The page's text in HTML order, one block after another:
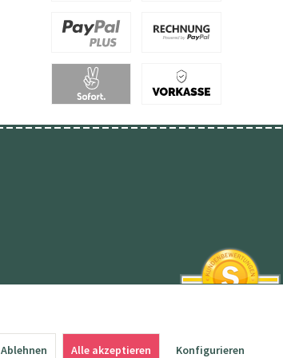
Ablehnen Alle akzeptieren Konfigurieren
aus 145 Bewertungen